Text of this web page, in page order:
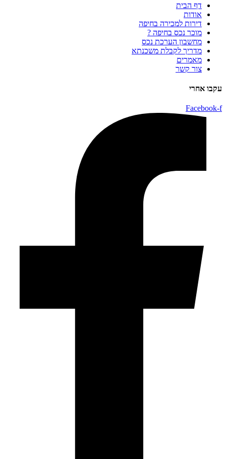
דף הבית
אודות
דירות למכירה בחיפה
מוכר נכס בחיפה ?
מחשבון הערכת נכס
מדריך לקבלת משכנתא
מאמרים
צור קשר
עקבו אחרי
Facebook-f